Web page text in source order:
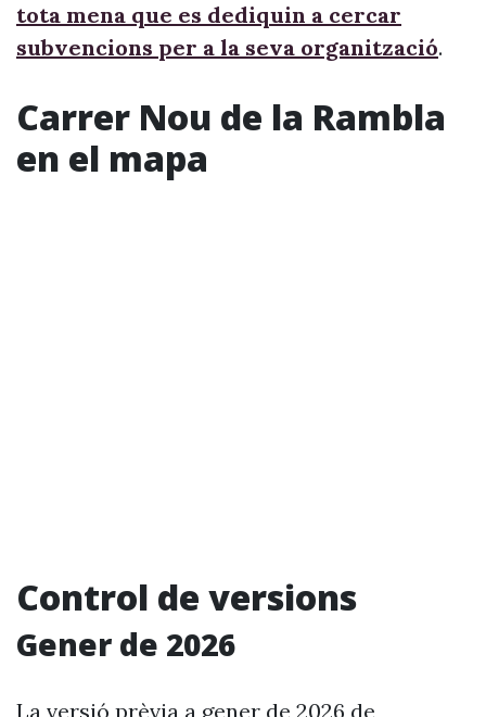
tota mena que es dediquin a cercar
subvencions per a la seva organització.
Carrer Nou de la Rambla
en el mapa
Control de versions
Gener de 2026
La versió prèvia a gener de 2026 de